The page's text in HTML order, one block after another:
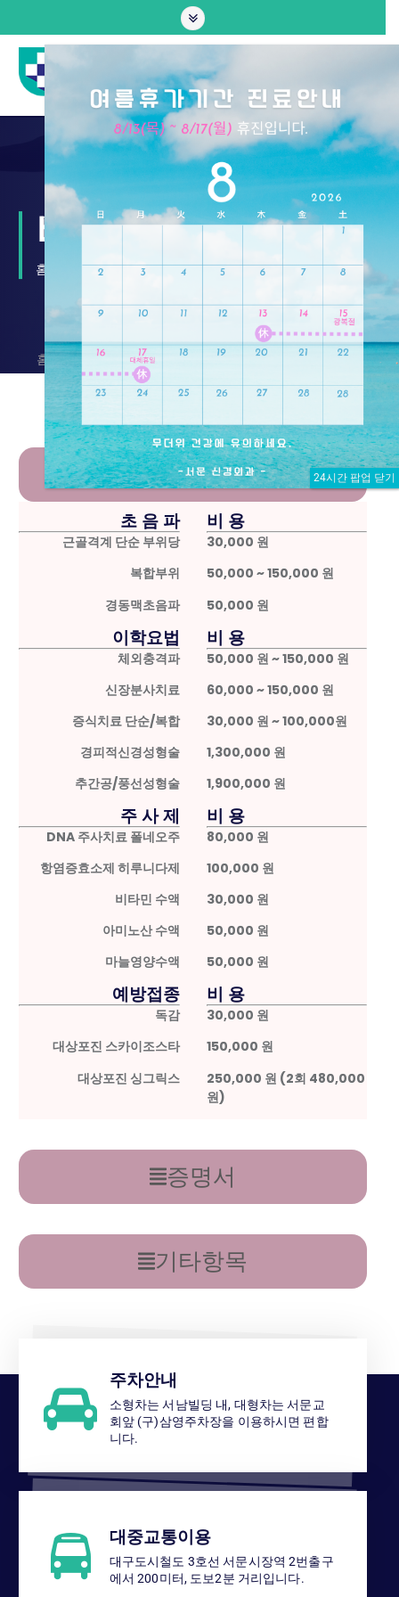
비급여항목
홈 비급여항목
홈 > 진료안내 > 비급여항목
행위료
초 음 파
근골격계 단순 부위당
복합부위
경동맥초음파
이학요법
체외충격파
신장분사치료
증식치료 단순/복합
경피적신경성형술
추간공/풍선성형술
주 사 제
DNA 주사치료 폴네오주
항염증효소제 히루니다제
비타민 수액
아미노산 수액
마늘영양수액
예방접종
독감
대상포진 스카이조스타
대상포진 싱그릭스
비 용
30,000 원
50,000 ~ 150,000 원
50,000 원
비 용
50,000 원 ~ 150,000 원
60,000 ~ 150,000 원
30,000 원 ~ 100,000원
1,300,000 원
1,900,000 원
비 용
80,000 원
100,000 원
30,000 원
50,000 원
50,000 원
비 용
30,000 원
150,000 원
250,000 원 (2회 480,000
원)
증명서
기타항목
주차안내
소형차는 서남빌딩 내, 대형차는 서문교
회앞 (구)삼영주차장을 이용하시면 편합
니다.
대중교통이용
대구도시철도 3호선 서문시장역 2번출구
에서 200미터, 도보2분 거리입니다.
24시간 팝업 닫기